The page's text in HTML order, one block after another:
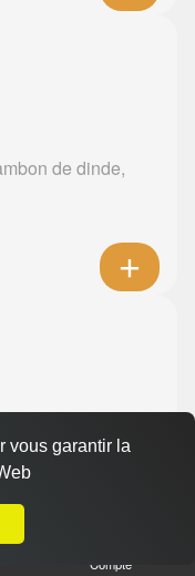
de dinde,
poivrons
Compte
vous garantir la